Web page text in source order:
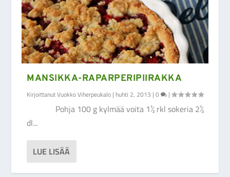
MANSIKKA-RAPARPERIPIIRAKKA
KirjoittanutVuokko Viherpeukalo | huhti 2, 2013 |0 |
Pohja 100 g kylmää voita 1½ rkl sokeria 2½
dl...
LUE LISÄÄ